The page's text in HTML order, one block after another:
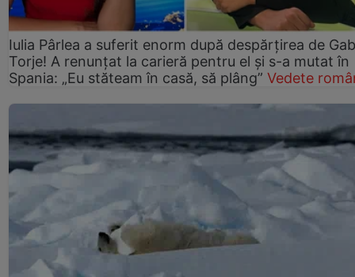
Iulia Pârlea a suferit enorm după despărțirea de
Torje! A renunțat la carieră pentru el și s-a mutat în
Spania: „Eu stăteam în casă, să plâng” Vedete